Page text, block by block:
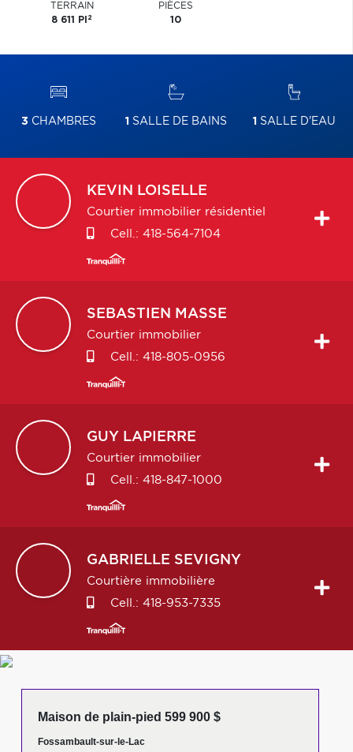
TERRAIN
8 611 PI 2
PIÈCES
10
3 CHAMBRES 1 SALLE DE BAINS 1 SALLE D'EAU
KEVIN LOISELLE
Courtier immobilier résidentiel
Cell.: 418-564-7104
SEBASTIEN MASSE
Courtier immobilier
Cell.: 418-805-0956
GUY LAPIERRE
Courtier immobilier
Cell.: 418-847-1000
GABRIELLE SEVIGNY
Courtière immobilière
Cell.: 418-953-7335
Maison de plain-pied 599 900 $
Fossambault-sur-le-Lac